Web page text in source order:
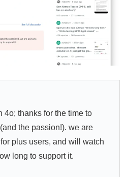
4o; thanks for the time to
the passion!). we are
plus users, and will watch
long to support it.